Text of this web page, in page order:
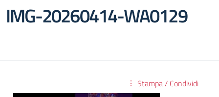
IMG-20260414-WA0129
Stampa / Condividi